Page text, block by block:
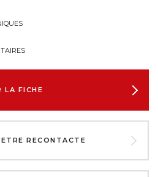
LA FICHE
RECONTACTE